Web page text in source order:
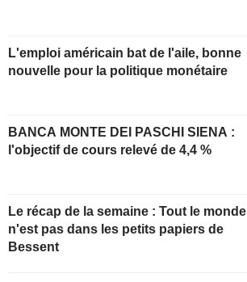
L'emploi américain bat de l'aile, bonne
nouvelle pour la politique monétaire
BANCA MONTE DEI PASCHI SIENA :
l'objectif de cours relevé de 4,4 %
Le récap de la semaine : Tout le monde
n'est pas dans les petits papiers de
Bessent